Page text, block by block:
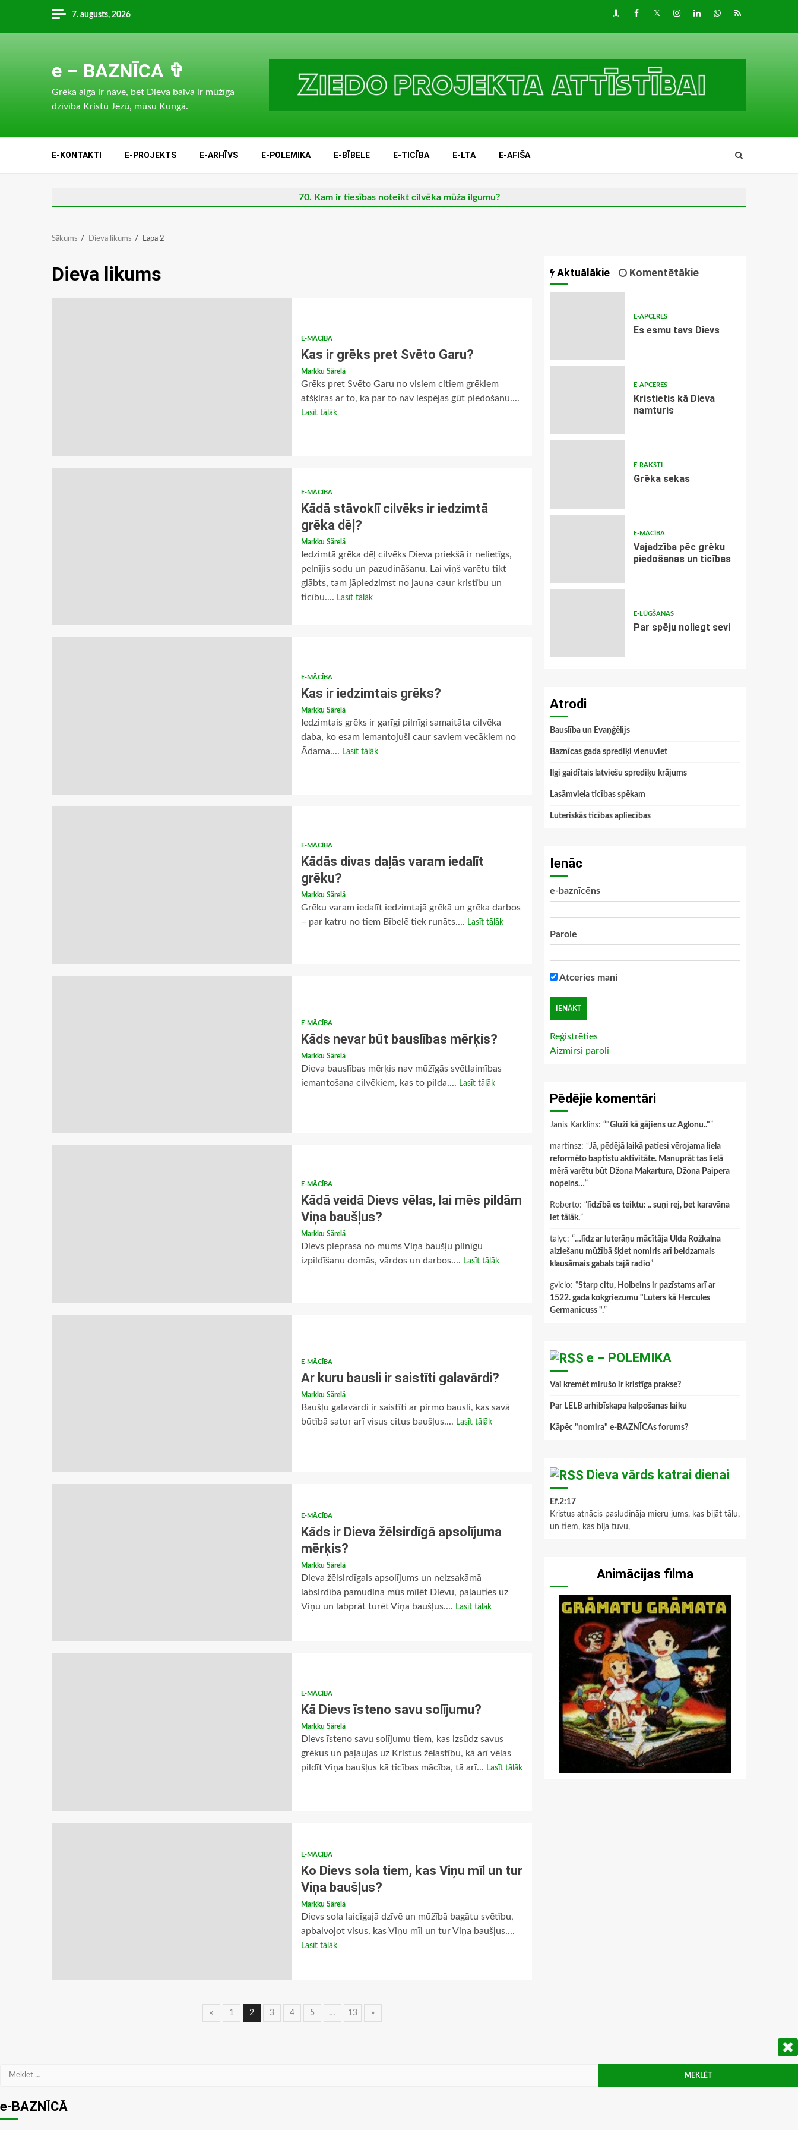
content
7. augusts, 2026 DraugiemFacebook
TwitterInstagram
LinkedInwhatsapp
RSS
e – BAZNĪCA ✞
Grēka alga ir nāve, bet Dieva balva ir mūžīga
dzīvība Kristū Jēzū, mūsu Kungā.
E-KONTAKTI E-PROJEKTS E-ARHĪVS E-POLEMIKA E-BĪBELE E-TICĪBA E-LTA E-AFIŠA
70. Kam ir tiesības noteikt cilvēka mūža ilgumu?
Sākums Dieva likums Lapa 2
Dieva likums
E-MĀCĪBA
Kas ir grēks pret Svēto Garu?
Markku Särelä
Grēks pret Svēto Garu no visiem citiem grēkiem
atšķiras ar to, ka par to nav iespējas gūt piedošanu....
Lasīt tālāk
E-MĀCĪBA
Kādā stāvoklī cilvēks ir iedzimtā
grēka dēļ?
Markku Särelä
Iedzimtā grēka dēļ cilvēks Dieva priekšā ir nelietīgs,
pelnījis sodu un pazudināšanu. Lai viņš varētu tikt
glābts, tam jāpiedzimst no jauna caur kristību un
ticību.... Lasīt tālāk
E-MĀCĪBA
Kas ir iedzimtais grēks?
Markku Särelä
Iedzimtais grēks ir garīgi pilnīgi samaitāta cilvēka
daba, ko esam iemantojuši caur saviem vecākiem no
Ādama.... Lasīt tālāk
E-MĀCĪBA
Kādās divas daļās varam iedalīt
grēku?
Markku Särelä
Grēku varam iedalīt iedzimtajā grēkā un grēka darbos
– par katru no tiem Bībelē tiek runāts.... Lasīt tālāk
E-MĀCĪBA
Kāds nevar būt bauslības mērķis?
Markku Särelä
Dieva bauslības mērķis nav mūžīgās svētlaimības
iemantošana cilvēkiem, kas to pilda.... Lasīt tālāk
E-MĀCĪBA
Kādā veidā Dievs vēlas, lai mēs pildām
Viņa baušļus?
Markku Särelä
Dievs pieprasa no mums Viņa baušļu pilnīgu
izpildīšanu domās, vārdos un darbos.... Lasīt tālāk
E-MĀCĪBA
Ar kuru bausli ir saistīti galavārdi?
Markku Särelä
Baušļu galavārdi ir saistīti ar pirmo bausli, kas savā
būtībā satur arī visus citus baušļus.... Lasīt tālāk
E-MĀCĪBA
Kāds ir Dieva žēlsirdīgā apsolījuma
mērķis?
Markku Särelä
Dieva žēlsirdīgais apsolījums un neizsakāmā
labsirdība pamudina mūs mīlēt Dievu, paļauties uz
Viņu un labprāt turēt Viņa baušļus.... Lasīt tālāk
E-MĀCĪBA
Kā Dievs īsteno savu solījumu?
Markku Särelä
Dievs īsteno savu solījumu tiem, kas izsūdz savus
grēkus un paļaujas uz Kristus žēlastību, kā arī vēlas
pildīt Viņa baušļus kā ticības mācība, tā arī... Lasīt tālāk
E-MĀCĪBA
Ko Dievs sola tiem, kas Viņu mīl un tur
Viņa baušļus?
Markku Särelä
Dievs sola laicīgajā dzīvē un mūžībā bagātu svētību,
apbalvojot visus, kas Viņu mīl un tur Viņa baušļus....
Lasīt tālāk
Ziņu
« 1 2 3 4 5 … 13 »
Aktuālākie Komentētākie
E-APCERES
Es esmu tavs Dievs
E-APCERES
Kristietis kā Dieva
namturis
E-RAKSTI
Grēka sekas
E-MĀCĪBA
Vajadzība pēc grēku
piedošanas un ticības
E-LŪGŠANAS
Par spēju noliegt sevi
Atrodi
Bauslība un Evaņģēlijs
Baznīcas gada sprediķi vienuviet
Ilgi gaidītais latviešu sprediķu krājums
Lasāmviela ticības spēkam
Luteriskās ticības apliecības
Ienāc
e-baznīcēns
Parole
Atceries mani
Reģistrēties
Aizmirsi paroli
Pēdējie komentāri
Janis Karklins: “"Gluži kā gājiens uz Aglonu.."”
martinsz: “Jā, pēdējā laikā patiesi vērojama liela
reformēto baptistu aktivitāte. Manuprāt tas lielā
mērā varētu būt Džona Makartura, Džona Paipera
nopelns…”
Roberto: “ līdzībā es teiktu: .. suņi rej, bet karavāna
iet tālāk.”
talyc: “…līdz ar luterāņu mācītāja Ulda Rožkalna
aiziešanu mūžībā šķiet nomiris arī beidzamais
klausāmais gabals tajā radio”
gviclo: “Starp citu, Holbeins ir pazīstams arī ar
1522. gada kokgriezumu "Luters kā Hercules
Germanicuss ".”
e – POLEMIKA
Vai kremēt mirušo ir kristīga prakse?
Par LELB arhibīskapa kalpošanas laiku
Kāpēc "nomira" e-BAZNĪCAs forums?
Dieva vārds katrai dienai
Ef.2:17
Kristus atnācis pasludināja mieru jums, kas bijāt tālu,
un tiem, kas bija tuvu,
Animācijas filma
Meklēt:
e-BAZNĪCĀ